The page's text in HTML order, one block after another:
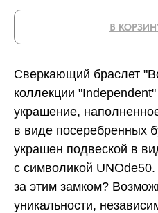
В
Сверкающий браслет
коллекции
украшение,
в виде посеребренных
украшен подвеской в
с символикой
за этим замком?
уникальности,